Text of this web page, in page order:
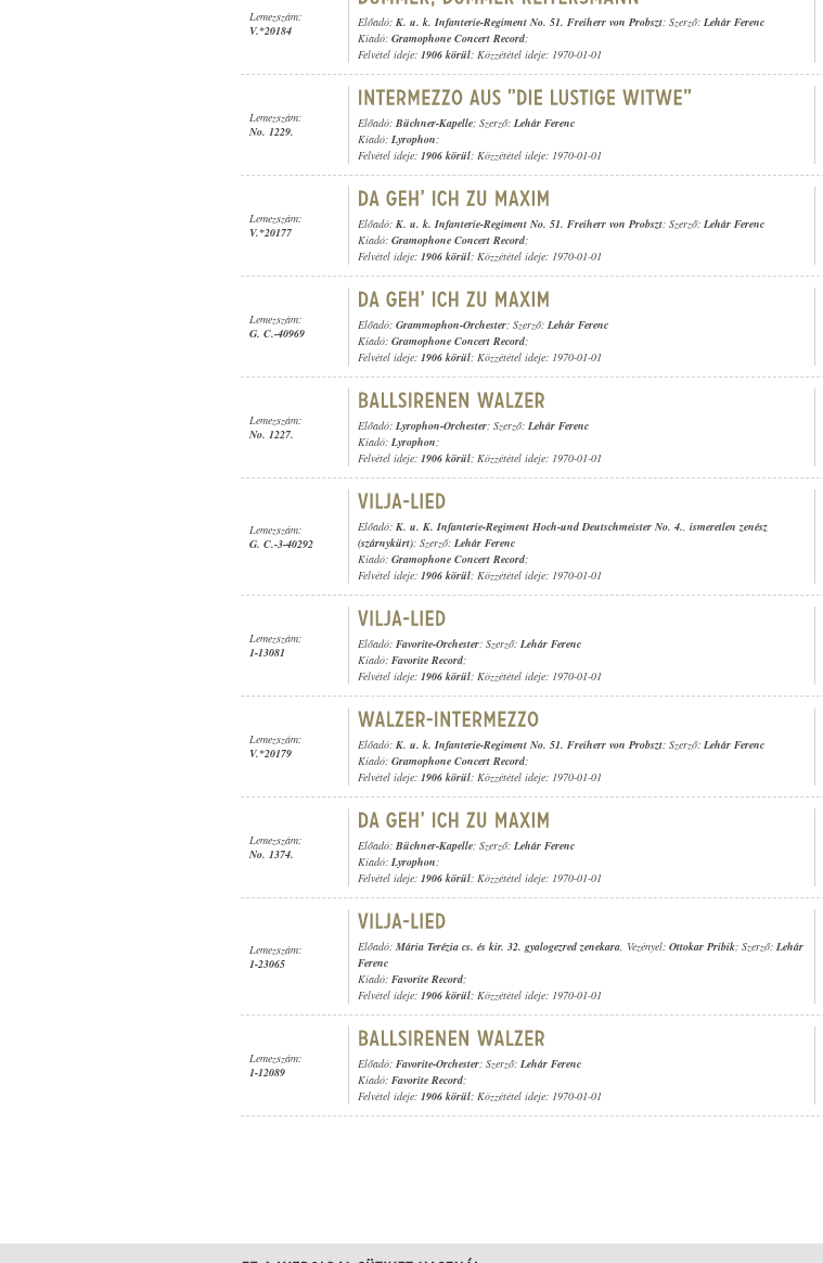
Lemezszám:
V.*20184
Előadó: K. u. k. Infanterie-Regiment No. 51. Freiherr von Probszt; Szerző: Lehár Ferenc
Kiadó: Gramophone Concert Record;
Felvétel ideje: 1906 körül; Közzététel ideje: 1970-01-01
Lemezszám:
No. 1229.
Előadó: Büchner-Kapelle; Szerző: Lehár Ferenc
Kiadó: Lyrophon;
Felvétel ideje: 1906 körül; Közzététel ideje: 1970-01-01
Lemezszám:
V.*20177
Előadó: K. u. k. Infanterie-Regiment No. 51. Freiherr von Probszt; Szerző: Lehár Ferenc
Kiadó: Gramophone Concert Record;
Felvétel ideje: 1906 körül; Közzététel ideje: 1970-01-01
Lemezszám:
G. C.-40969
Előadó: Grammophon-Orchester; Szerző: Lehár Ferenc
Kiadó: Gramophone Concert Record;
Felvétel ideje: 1906 körül; Közzététel ideje: 1970-01-01
Lemezszám:
No. 1227.
Előadó: Lyrophon-Orchester; Szerző: Lehár Ferenc
Kiadó: Lyrophon;
Felvétel ideje: 1906 körül; Közzététel ideje: 1970-01-01
Lemezszám:
G. C.-3-40292
Előadó: K. u. K. Infanterie-Regiment Hoch-und Deutschmeister No. 4., ismeretlen zenész
(szárnykürt); Szerző: Lehár Ferenc
Kiadó: Gramophone Concert Record;
Felvétel ideje: 1906 körül; Közzététel ideje: 1970-01-01
Lemezszám:
1-13081
Előadó: Favorite-Orchester; Szerző: Lehár Ferenc
Kiadó: Favorite Record;
Felvétel ideje: 1906 körül; Közzététel ideje: 1970-01-01
Lemezszám:
V.*20179
Előadó: K. u. k. Infanterie-Regiment No. 51. Freiherr von Probszt; Szerző: Lehár Ferenc
Kiadó: Gramophone Concert Record;
Felvétel ideje: 1906 körül; Közzététel ideje: 1970-01-01
Lemezszám:
No. 1374.
Előadó: Büchner-Kapelle; Szerző: Lehár Ferenc
Kiadó: Lyrophon;
Felvétel ideje: 1906 körül; Közzététel ideje: 1970-01-01
Lemezszám:
1-23065
Előadó: Mária Terézia cs. és kir. 32. gyalogezred zenekara, Vezényel: Ottokar Pribik; Szerző: Lehár
Ferenc
Kiadó: Favorite Record;
Felvétel ideje: 1906 körül; Közzététel ideje: 1970-01-01
Lemezszám:
1-12089
Előadó: Favorite-Orchester; Szerző: Lehár Ferenc
Kiadó: Favorite Record;
Felvétel ideje: 1906 körül; Közzététel ideje: 1970-01-01